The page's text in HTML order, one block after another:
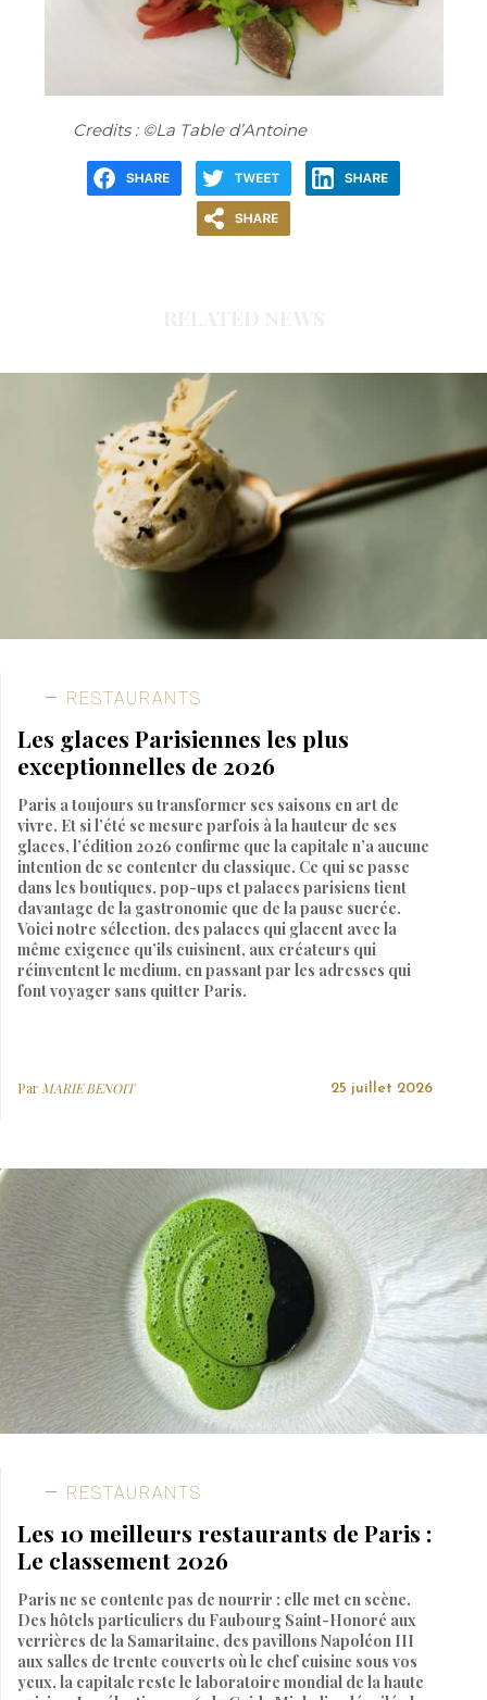
Credits : ©La Table d’Antoine
RESTAURANTS
Les glaces Parisiennes les plus
exceptionnelles de 2026
Paris a toujours su transformer ses saisons en art de
vivre. Et si l’été se mesure parfois à la hauteur de ses
glaces, l’édition 2026 confirme que la capitale n’a aucune
intention de se contenter du classique. Ce qui se passe
dans les boutiques, pop-ups et palaces parisiens tient
davantage de la gastronomie que de la pause sucrée.
Voici notre sélection, des palaces qui glacent avec la
même exigence qu’ils cuisinent, aux créateurs qui
réinventent le medium, en passant par les adresses qui
font voyager sans quitter Paris.
Par MARIE BENOIT 25 juillet 2026
RESTAURANTS
Les 10 meilleurs restaurants de Paris :
Le classement 2026
Paris ne se contente pas de nourrir : elle met en scène.
Des hôtels particuliers du Faubourg Saint-Honoré aux
verrières de la Samaritaine, des pavillons Napoléon III
aux salles de trente couverts où le chef cuisine sous vos
yeux, la capitale reste le laboratoire mondial de la haute